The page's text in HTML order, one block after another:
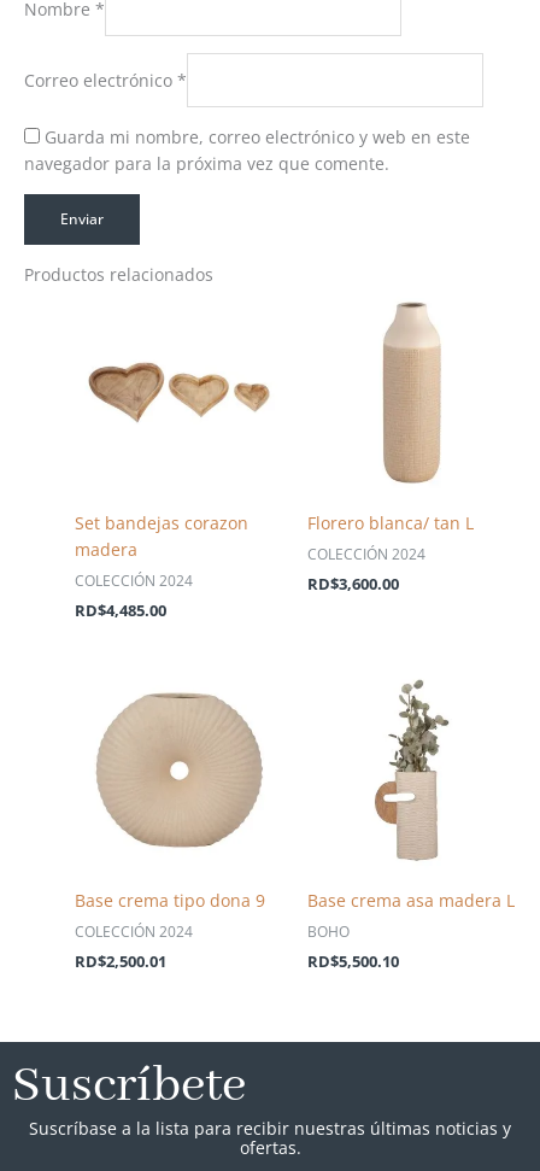
Nombre *
Correo electrónico *
Guarda mi nombre, correo electrónico y web en este
navegador para la próxima vez que comente.
Productos relacionados
Set bandejas corazon
madera
COLECCIÓN 2024
RD$4,485.00
Florero blanca/ tan L
COLECCIÓN 2024
RD$3,600.00
Base crema tipo dona 9
COLECCIÓN 2024
RD$2,500.01
Base crema asa madera L
BOHO
RD$5,500.10
Suscríbete
Suscríbase a la lista para recibir nuestras últimas noticias y
ofertas.